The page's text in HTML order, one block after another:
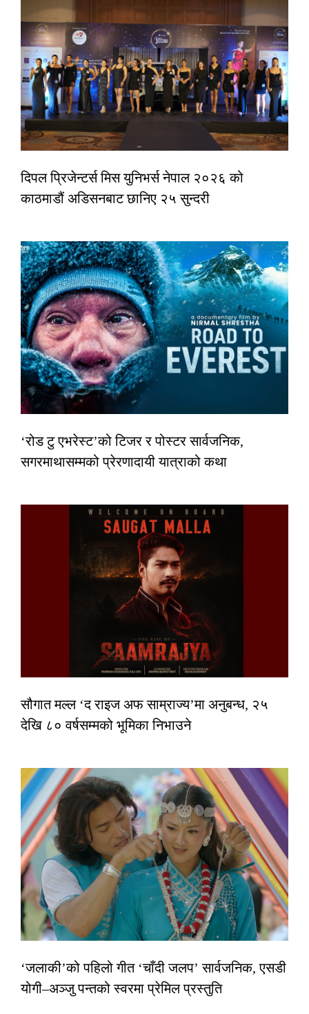
दिपल प्रिजेन्टर्स मिस युनिभर्स नेपाल २०२६ को
काठमाडौं अडिसनबाट छानिए २५ सुन्दरी
‘रोड टु एभरेस्ट’को टिजर र पोस्टर सार्वजनिक,
सगरमाथासम्मको प्रेरणादायी यात्राको कथा
सौगात मल्ल ‘द राइज अफ साम्राज्य’मा अनुबन्ध, २५
देखि ८० वर्षसम्मको भूमिका निभाउने
‘जलाकी’को पहिलो गीत ‘चाँदी जलप’ सार्वजनिक, एसडी
योगी–अञ्जु पन्तको स्वरमा प्रेमिल प्रस्तुति